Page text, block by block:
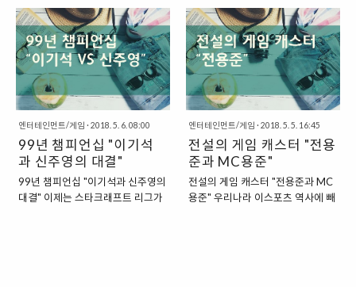
들끼리 부담 없이 할 수 있을 법한
게임이었으니까요. △ 런닝맨 호텔
틀린 그림 찾기 여자편 △ 런닝맨 호
텔 틀린그림 찾기 남자편 “호텔 방
을 이용한 틀린 그림 찾기” 일반적
으로 틀린 그림 찾기라고 하면, ..
"이스포츠와 프로 게임 리그가 막
싹이 트고 있던 무렵의 2006년"
2006년은 이제 막 프로게이머라는
직업과 프로 게임 리그가 어느 정도
자리를 잡아가고 있는 시기였다고
할 수 있습니다. 당..
해서 잘 알지 못합니다. 재미라는 것
에 대해서 깊게 생각을 잘 해보지 못
한다고 할 수 있는데요. 그래도 누군
가는 이렇게 “재미”라는 것이 무엇
이고, 그것을 어떻게 느낄 수 있는지
에 대해서 정리를 한 사람이 있습니
다. 바로 “라프 코스터(RAPH
KOSTER)”라는 분이지요. “소니 온
라인 엔터테인먼트의 수석 크리에
이티브 임원인 라프 코스터” “재미
람은 바로 “소니 온라인 엔터테인먼
트”의 수석 크리에이티브 임원으로
기반으로 게임을 만드는 시도를 했
습니다. 1985년에는 "삼국지 1"을
만들어서 세상에 공개했고, 이후 시
리즈를 계속해서 현재는 "13편"까
지 나온 상황이 되었습니다. 코에이
의 삼국지 시리즈는 3편을 계기로
엄청난 그래픽적인 향상을 보여주
었고, 5탄에서는 "음악성"을 가미한
게임으로 거듭나기도 했습니다. 물
론, 그 이전에도 게임 속에 삽입된
음악이 있었지만 과거에는 미디 음
악이 전부였던지라, 좋은 음악을 그
대로 감상할 수가 없었는데요. 5탄
엔터테인먼트/게임 · 2018. 5. 6. 08:00
99년 챔피언십 "이기석
과 신주영의 대결"
99년 챔피언십 "이기석과 신주영의
대결" 이제는 스타크래프트 리그가
엔터테인먼트/게임 · 2018. 5. 5. 16:45
전설의 게임 캐스터 "전용
준과 MC용준"
전설의 게임 캐스터 "전용준과 MC
용준" 우리나라 이스포츠 역사에 빼